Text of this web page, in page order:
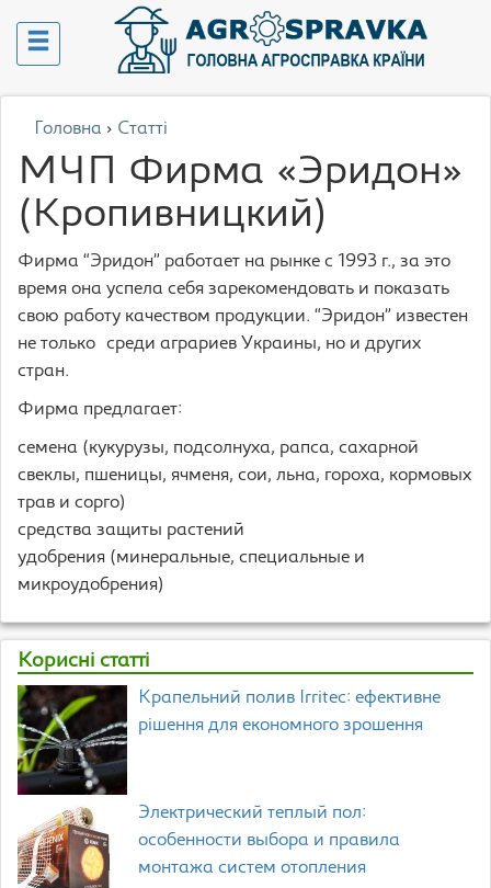
Головна › Статті
МЧП Фирма «Эридон»
(Кропивницкий)
Фирма “Эридон” работает на рынке с 1993 г., за это
время она успела себя зарекомендовать и показать
свою работу качеством продукции. “Эридон” известен
не только среди аграриев Украины, но и других
стран.
Фирма предлагает:
семена (кукурузы, подсолнуха, рапса, сахарной
свеклы, пшеницы, ячменя, сои, льна, гороха, кормовых
трав и сорго)
средства защиты растений
удобрения (минеральные, специальные и
микроудобрения)
Корисні статті
Крапельний полив Irritec: ефективне
рішення для економного зрошення
Электрический теплый пол:
особенности выбора и правила
монтажа систем отопления